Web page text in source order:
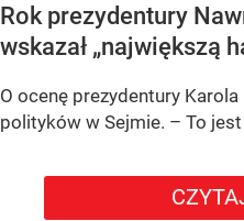
Rok prezydentury
wskazał „największą
O ocenę prezydentury
polityków w Sejmie. – To jest